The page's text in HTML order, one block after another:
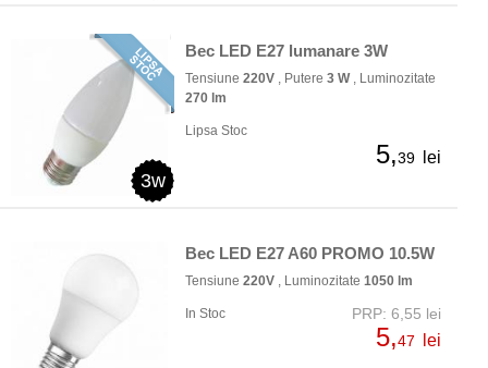
3w
Bec LED E27 lumanare 3W
Tensiune 220V , Putere 3 W, Luminozitate
270 lm
Lipsa Stoc
5,39 lei
Bec LED E27 A60 PROMO 10.5W
Tensiune 220V , Luminozitate 1050 lm
In Stoc PRP: 6,55 lei
5,47 lei